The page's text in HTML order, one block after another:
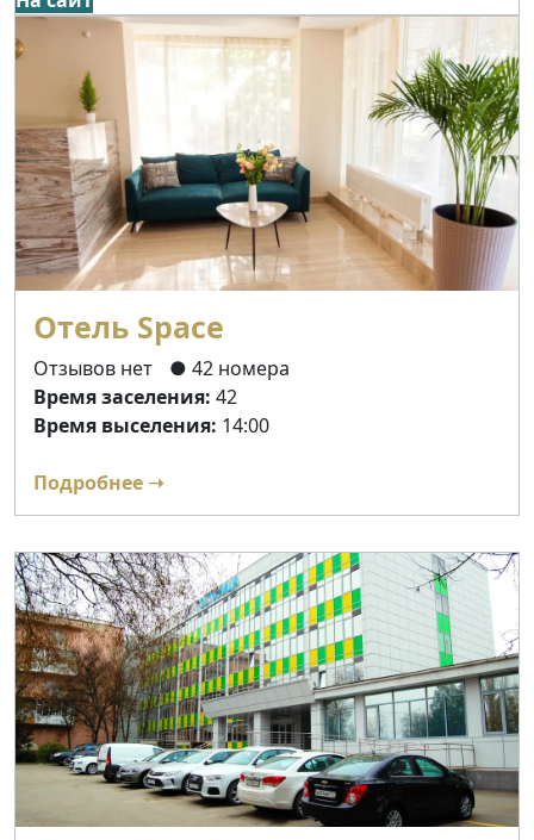
Отель Space
Отзывов нет
● 42 номера
Время заселения: 42
Время выселения: 14:00
Подробнее ➝